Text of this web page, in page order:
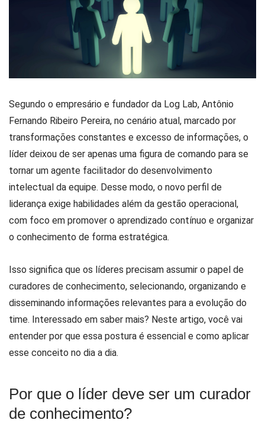
Segundo o empresário e fundador da Log Lab, Antônio
Fernando Ribeiro Pereira, no cenário atual, marcado por
transformações constantes e excesso de informações, o
líder deixou de ser apenas uma figura de comando para se
tornar um agente facilitador do desenvolvimento
intelectual da equipe. Desse modo, o novo perfil de
liderança exige habilidades além da gestão operacional,
com foco em promover o aprendizado contínuo e organizar
o conhecimento de forma estratégica.
Isso significa que os líderes precisam assumir o papel de
curadores de conhecimento, selecionando, organizando e
disseminando informações relevantes para a evolução do
time. Interessado em saber mais? Neste artigo, você vai
entender por que essa postura é essencial e como aplicar
esse conceito no dia a dia.
Por que o líder deve ser um curador
de conhecimento?